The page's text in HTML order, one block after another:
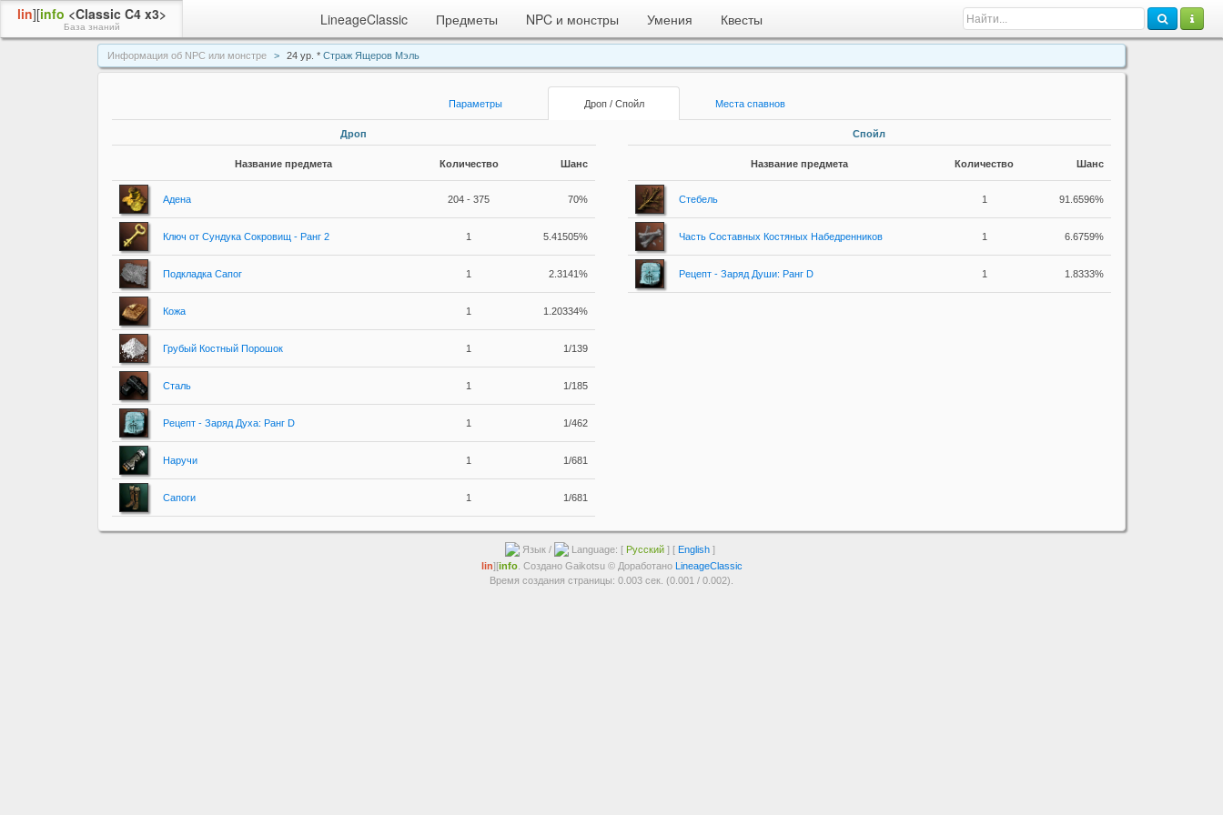
lin][info <Classic C4 x3>
База знаний LineageClassic Предметы NPC и монстры Умения Квесты
Информация об NPC или монстре 24 ур. * Страж Ящеров Мэль
Параметры Дроп / Спойл Места спавнов
Дроп
Название предмета Количество Шанс
Адена 204 - 375 70%
Ключ от Сундука Сокровищ - Ранг 2 1 5.41505%
Подкладка Сапог 1 2.3141%
Кожа 1 1.20334%
Грубый Костный Порошок 1 1/139
Сталь 1 1/185
Рецепт - Заряд Духа: Ранг D 1 1/462
Наручи 1 1/681
Сапоги 1 1/681
Спойл
Название предмета Количество Шанс
Стебель 1 91.6596%
Часть Составных Костяных Набедренников 1 6.6759%
Рецепт - Заряд Души: Ранг D 1 1.8333%
Язык / Language: [ Русский ] [ English ]
lin][info. Создано Gaikotsu © Доработано LineageClassic
Время создания страницы: 0.003 сек. (0.001 / 0.002).